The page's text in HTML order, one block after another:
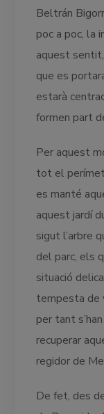
Beltrán
poc a poc, la
aquest
que es
estarà
formen part
Per aquest
tot el
es manté
aquest jardí
sigut l’arbre
del parc, els
situació
tempesta de
per tant
recuperar
regidor de
De fet, des